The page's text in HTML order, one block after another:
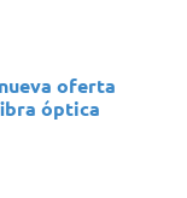
oferta
óptica